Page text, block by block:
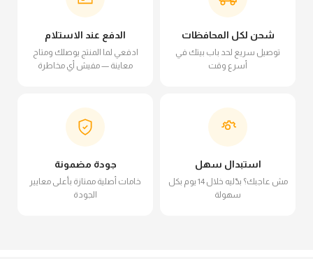
شحن لكل المحافظات
توصيل سريع لحد باب بيتك في
أسرع وقت
الدفع عند الاستلام
ادفعي لما المنتج يوصلك ومتاح
معاينة — مفيش أي مخاطرة
استبدال سهل
مش عاجبك؟ بدّليه خلال 14 يوم بكل
سهولة
جودة مضمونة
خامات أصلية ممتازة بأعلى معايير
الجودة